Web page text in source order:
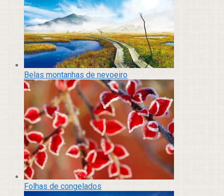
Belas montanhas de nevoeiro
Folhas de congelados